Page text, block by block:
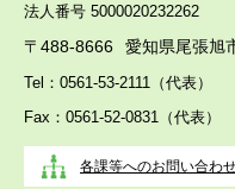
法人番号 5000020232262
〒488-8666 愛知県尾張旭
Tel：0561-53-2111（代表）
Fax：0561-52-0831（代表）
各課等へのお問い合わ